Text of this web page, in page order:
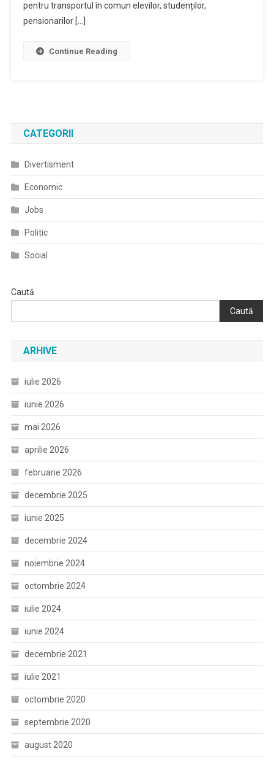
pentru transportul în comun elevilor, studenților,
pensionarilor […]
Continue Reading
CATEGORII
Divertisment
Economic
Jobs
Politic
Social
Caută
Caută
ARHIVE
iulie 2026
iunie 2026
mai 2026
aprilie 2026
februarie 2026
decembrie 2025
iunie 2025
decembrie 2024
noiembrie 2024
octombrie 2024
iulie 2024
iunie 2024
decembrie 2021
iulie 2021
octombrie 2020
septembrie 2020
august 2020